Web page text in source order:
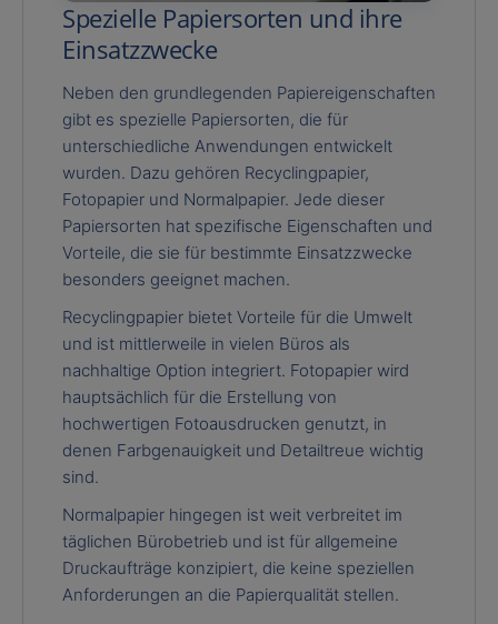
Spezielle Papiersorten und ihre
Einsatzzwecke
Neben den grundlegenden Papiereigenschaften
gibt es spezielle Papiersorten, die für
unterschiedliche Anwendungen entwickelt
wurden. Dazu gehören Recyclingpapier,
Fotopapier und Normalpapier. Jede dieser
Papiersorten hat spezifische Eigenschaften und
Vorteile, die sie für bestimmte Einsatzzwecke
besonders geeignet machen.
Recyclingpapier bietet Vorteile für die Umwelt
und ist mittlerweile in vielen Büros als
nachhaltige Option integriert. Fotopapier wird
hauptsächlich für die Erstellung von
hochwertigen Fotoausdrucken genutzt, in
denen Farbgenauigkeit und Detailtreue wichtig
sind.
Normalpapier hingegen ist weit verbreitet im
täglichen Bürobetrieb und ist für allgemeine
Druckaufträge konzipiert, die keine speziellen
Anforderungen an die Papierqualität stellen.